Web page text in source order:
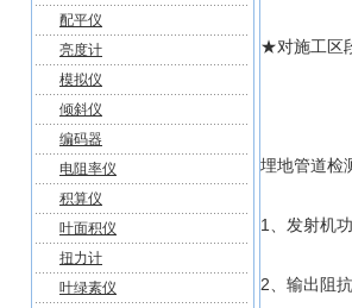
配平仪
亮度计
模拟仪
倾斜仪
编码器
电阻率仪
积算仪
叶面积仪
扭力计
叶绿素仪
★对施工区
埋地管道检
1、发射机
2、输出阻